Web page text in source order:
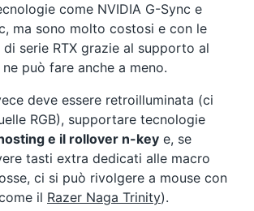
come NVIDIA G-Sync e
ma sono molto costosi e con le
di serie RTX grazie al supporto al
può fare anche a meno.
deve essere retroilluminata (ci
RGB), supportare tecnologie
e il rollover n-key e, se
tasti extra dedicati alle macro
ci si può rivolgere a mouse con
il Razer Naga Trinity).